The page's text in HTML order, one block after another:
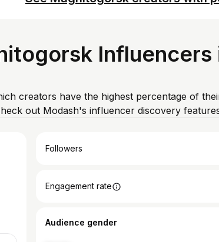
Influencers
creators have the highest percentage of
out Modash's influencer discovery
Followers
Engagement rate
Audience gender